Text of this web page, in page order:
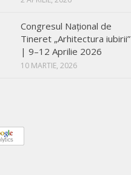
Congresul Național de
Tineret „Arhitectura iubirii”
| 9–12 Aprilie 2026
10 MARTIE, 2026